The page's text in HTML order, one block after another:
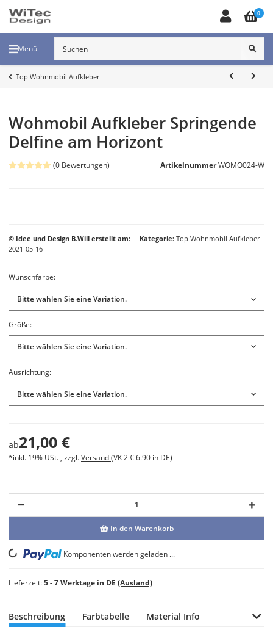
Menü
0
Top Wohnmobil Aufkleber
Wohmobil Aufkleber Springende
Delfine am Horizont
(0 Bewertungen) ArtikelnummerWOMO024-W
© Idee und Design B.Will erstellt am:
2021-05-16
Kategorie Top Wohnmobil Aufkleber
Wunschfarbe:
Bitte wählen Sie eine Variation.
Größe:
Bitte wählen Sie eine Variation.
Ausrichtung:
Bitte wählen Sie eine Variation.
ab21,00 €
*inkl. 19% USt. , zzgl.Versand(VK 2 € 6.90 in DE)
In den Warenkorb
Loading... Komponenten werden geladen ...
Lieferzeit:5 - 7 Werktage in DE (Ausland)
Beschreibung Farbtabelle Material Info